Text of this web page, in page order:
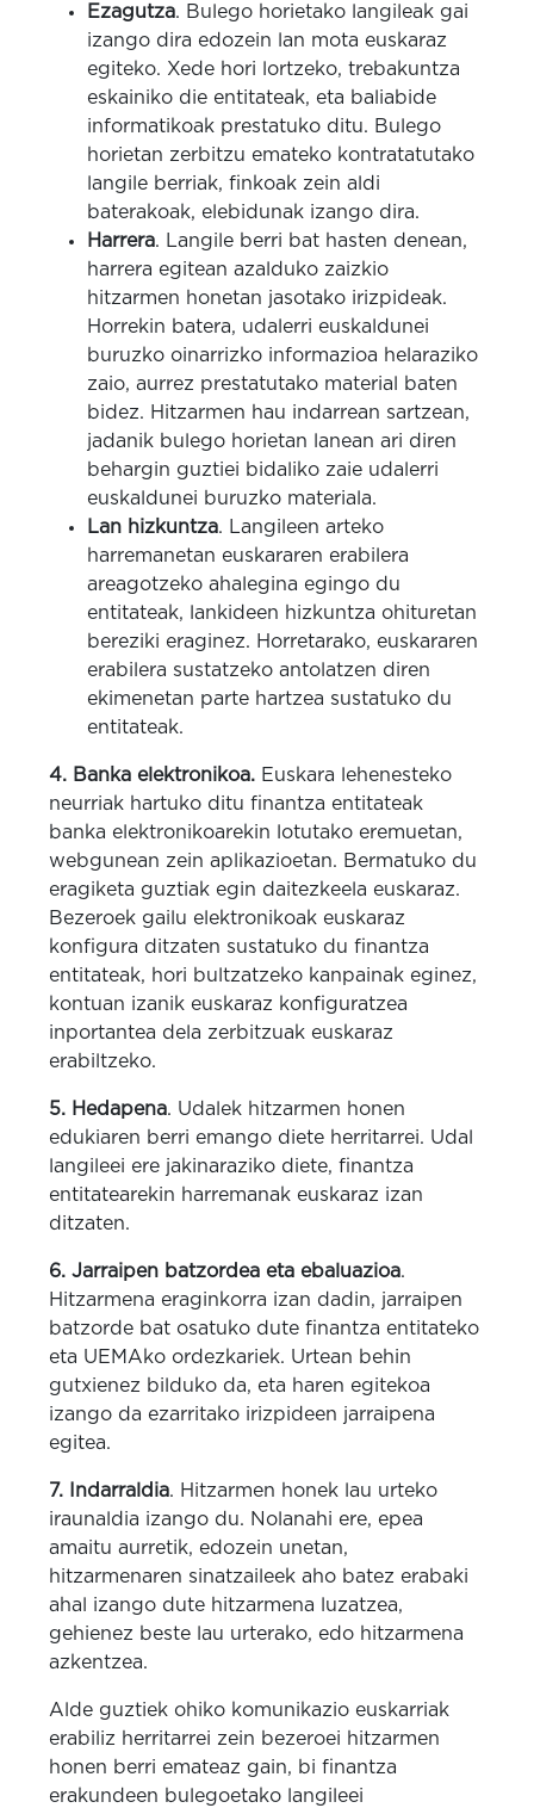
Ezagutza. Bulego horietako langileak gai
izango dira edozein lan mota euskaraz
egiteko. Xede hori lortzeko, trebakuntza
eskainiko die entitateak, eta baliabide
informatikoak prestatuko ditu. Bulego
horietan zerbitzu emateko kontratatutako
langile berriak, finkoak zein aldi
baterakoak, elebidunak izango dira.
Harrera. Langile berri bat hasten denean,
harrera egitean azalduko zaizkio
hitzarmen honetan jasotako irizpideak.
Horrekin batera, udalerri euskaldunei
buruzko oinarrizko informazioa helaraziko
zaio, aurrez prestatutako material baten
bidez. Hitzarmen hau indarrean sartzean,
jadanik bulego horietan lanean ari diren
behargin guztiei bidaliko zaie udalerri
euskaldunei buruzko materiala.
Lan hizkuntza. Langileen arteko
harremanetan euskararen erabilera
areagotzeko ahalegina egingo du
entitateak, lankideen hizkuntza ohituretan
bereziki eraginez. Horretarako, euskararen
erabilera sustatzeko antolatzen diren
ekimenetan parte hartzea sustatuko du
entitateak.
4. Banka elektronikoa.Euskara lehenesteko
neurriak hartuko ditu finantza entitateak
banka elektronikoarekin lotutako eremuetan,
webgunean zein aplikazioetan. Bermatuko du
eragiketa guztiak egin daitezkeela euskaraz.
Bezeroek gailu elektronikoak euskaraz
konfigura ditzaten sustatuko du finantza
entitateak, hori bultzatzeko kanpainak eginez,
kontuan izanik euskaraz konfiguratzea
inportantea dela zerbitzuak euskaraz
erabiltzeko.
5. Hedapena. Udalek hitzarmen honen
edukiaren berri emango diete herritarrei. Udal
langileei ere jakinaraziko diete, finantza
entitatearekin harremanak euskaraz izan
ditzaten.
6. Jarraipen batzordea eta ebaluazioa.
Hitzarmena eraginkorra izan dadin, jarraipen
batzorde bat osatuko dute finantza entitateko
eta UEMAko ordezkariek. Urtean behin
gutxienez bilduko da, eta haren egitekoa
izango da ezarritako irizpideen jarraipena
egitea.
7. Indarraldia. Hitzarmen honek lau urteko
iraunaldia izango du. Nolanahi ere, epea
amaitu aurretik, edozein unetan,
hitzarmenaren sinatzaileek aho batez erabaki
ahal izango dute hitzarmena luzatzea,
gehienez beste lau urterako, edo hitzarmena
azkentzea.
Alde guztiek ohiko komunikazio euskarriak
erabiliz herritarrei zein bezeroei hitzarmen
honen berri emateaz gain, bi finantza
erakundeen bulegoetako langileei